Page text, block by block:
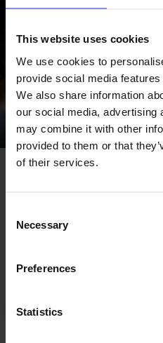
This website uses cookies
We use cookies to
provide social media
We also share information
our social media, advertising
may combine it with other
provided to them or that
of their services.
Selection
Necessary
Preferences
Statistics
TRUSTED
Sicher,
Nomentia ist
zertifiziert und
Treasury- und
Praktiken, Prozesse